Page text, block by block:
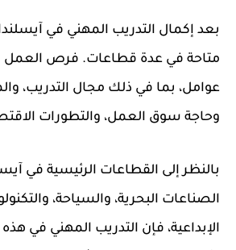
بعد إكمال التدريب المهني في
متاحة في عدة قطاعات. فرص العمل
عوامل، بما في ذلك مجال التدريب،
وحاجة سوق العمل، والتطورات
بالنظر إلى القطاعات الرئيسية في
الصناعات البحرية، والسياحة،
الإبداعية، فإن التدريب المهني في